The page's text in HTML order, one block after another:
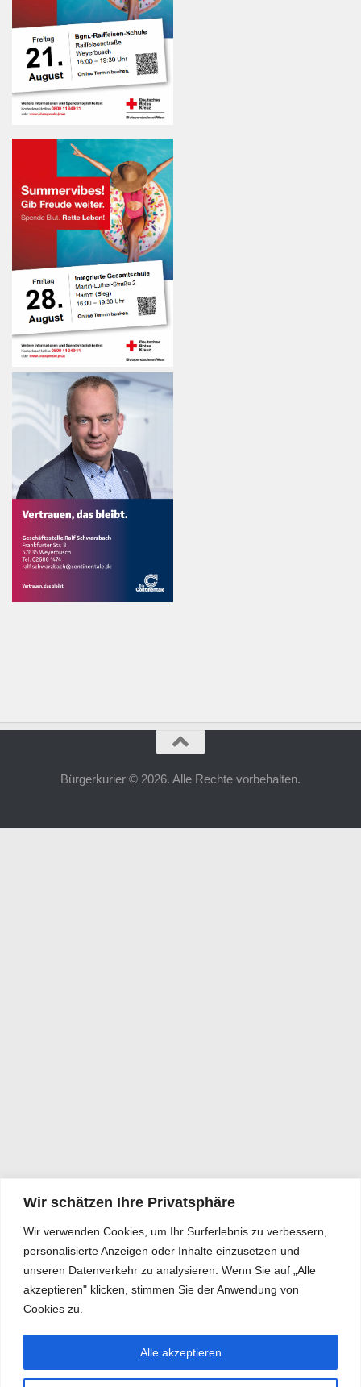
Wir schätzen Ihre Privatsphäre
Wir verwenden Cookies, um Ihr Surferlebnis zu verbessern,
personalisierte Anzeigen oder Inhalte einzusetzen und
unseren Datenverkehr zu analysieren. Wenn Sie auf „Alle
akzeptieren" klicken, stimmen Sie der Anwendung von
Cookies zu.
Alle akzeptieren
Bürgerkurier © 2026. Alle Rechte vorbehalten.